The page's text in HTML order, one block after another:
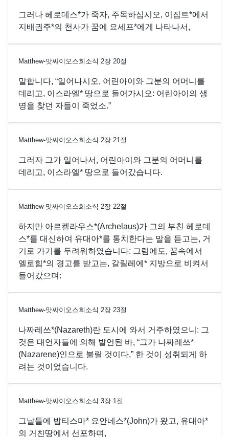
그러나 헤로데스*가 죽자, 주목하십시오, 이집트*에서
지배권주*의 천사가 꿈에 요세프*에게 나타나서,
Matthew-맛싸이오스희소식 2장 20절
말합니다, “일어나시오, 어린아이와 그분의 어머니를
데리고, 이스라엘* 땅으로 들어가시오: 어린아이의 생
명을 찾던 자들이 죽었소.”
Matthew-맛싸이오스희소식 2장 21절
그러자 그가 일어나서, 어린아이와 그분의 어머니를
데리고, 이스라엘* 땅으로 들어갔습니다.
Matthew-맛싸이오스희소식 2장 22절
하지만 아르켈라우스*(Archelaus)가 그의 부친 헤로데
스*를 대신하여 유대아*를 통치한다는 말을 듣고는, 거
기로 가기를 두려워하였습니다: 그럼에도, 꿈속에서
엘로힘*의 경고를 받고는, 갈릴레에* 지방으로 비켜서
들어갔으며:
Matthew-맛싸이오스희소식 2장 23절
나짜레쓰*(Nazareth)란 도시에 와서 거주하였으니: 그
것은 대언자들에 의해 발언된 바, “그가 나짜레쓰*
(Nazarene)인으로 불릴 것이다,” 한 것이 성취되게 하
려는 것이었습니다.
Matthew-맛싸이오스희소식 3장 1절
그날들에 밥티스마* 요안네스*(John)가 왔고, 유대아*
의 거친땅에서 선포하며,